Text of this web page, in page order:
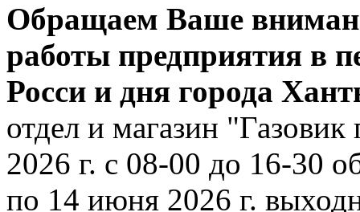
Обращаем Ваше
работы предприятия в
Росси и дня города
отдел и магазин
2026 г. с 08-00 до 16-30
по 14 июня 2026 г.